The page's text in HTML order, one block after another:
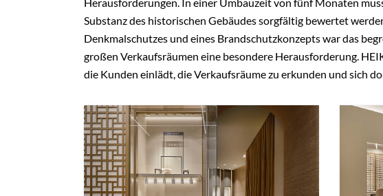
Substanz des historischen Gebäudes sorgfältig bewertet
Denkmalschutzes und eines Brandschutzkonzepts war das
großen Verkaufsräumen eine besondere Herausforderung.
die Kunden einlädt, die Verkaufsräume zu erkunden und sich